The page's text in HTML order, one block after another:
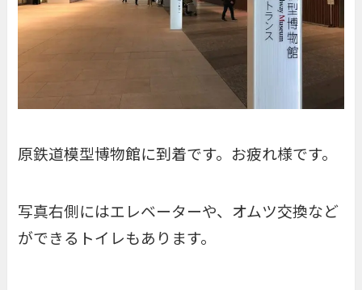
原鉄道模型博物館に到着です。お疲れ様です。
写真右側にはエレベーターや、オムツ交換など
ができるトイレもあります。